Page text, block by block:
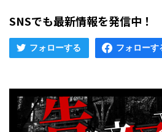
SNSでも最新情報を発信中！